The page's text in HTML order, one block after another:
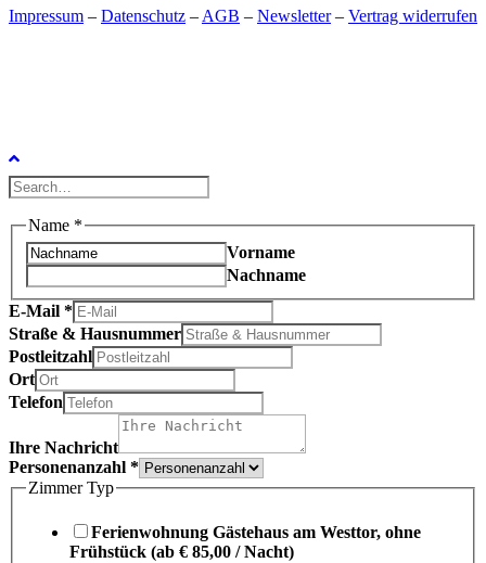
Impressum – Datenschutz – AGB – Newsletter– Vertrag widerrufen
Name *
Vorname
Nachname
E-Mail *
Straße & Hausnummer
Postleitzahl
Ort
Telefon
Ihre Nachricht
Personenanzahl *
Zimmer Typ
Ferienwohnung Gästehaus am Westtor, ohne
Frühstück (ab € 85,00 / Nacht)